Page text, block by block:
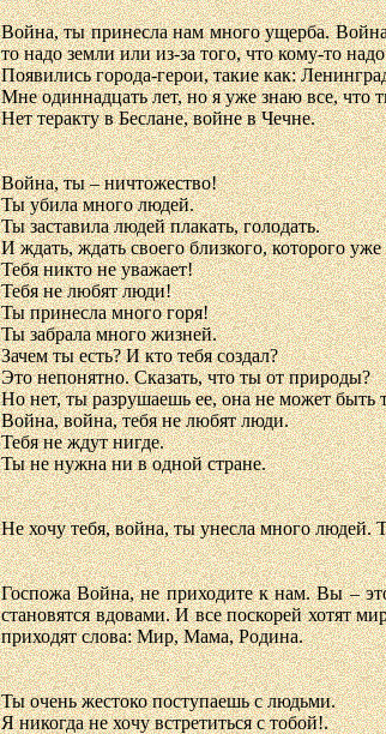
Война, ты принесла нам много ущерба.
то надо земли или из-за того, что кому-то
Появились города-герои, такие как:
Мне одиннадцать лет, но я уже знаю все, что
Нет теракту в Беслане, войне в Чечне.
Война, ты – ничтожество!
Ты убила много людей.
Ты заставила людей плакать, голодать.
И ждать, ждать своего близкого, которого уже
Тебя никто не уважает!
Тебя не любят люди!
Ты принесла много горя!
Ты забрала много жизней.
Зачем ты есть? И кто тебя создал?
Это непонятно. Сказать, что ты от природы?
Но нет, ты разрушаешь ее, она не может быть
Война, война, тебя не любят люди.
Тебя не ждут нигде.
Ты не нужна ни в одной стране.
Не хочу тебя, война, ты унесла много людей.
Госпожа Война, не приходите к нам. Вы –
становятся вдовами. И все поскорей хотят
приходят слова: Мир, Мама, Родина.
Ты очень жестоко поступаешь с людьми.
Я никогда не хочу встретиться с тобой!.